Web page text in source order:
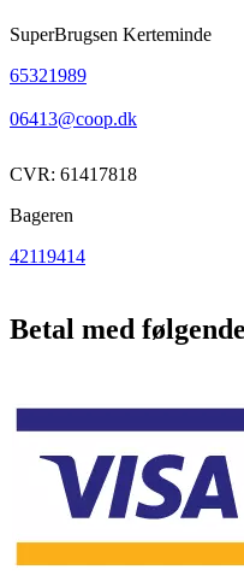
SuperBrugsen Kerteminde
65321989
06413@coop.dk
CVR: 61417818
Bageren
42119414
Betal med